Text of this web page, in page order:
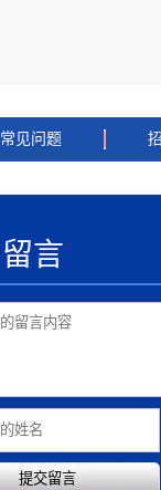
常见问题
言